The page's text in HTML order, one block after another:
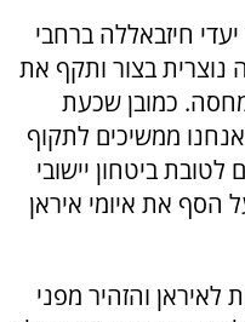
חיזבאללה ברחבי
נוצרית בצור ותקף את
כמובן שכעת
ממשיכים לתקוף
ביטחון יישובי
הסף את איומי איראן
לאיראן והזהיר מפני